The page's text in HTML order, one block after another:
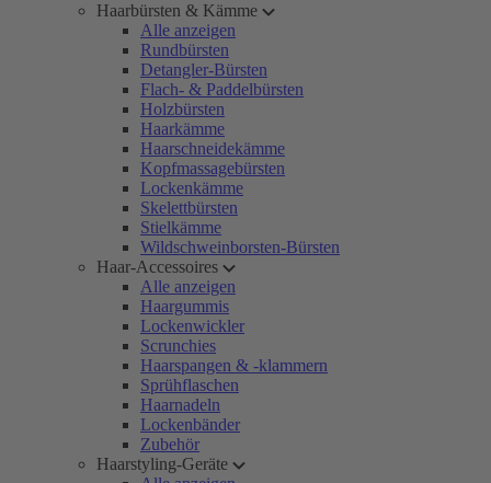
Haarbürsten & Kämme
Alle anzeigen
Rundbürsten
Detangler-Bürsten
Flach- & Paddelbürsten
Holzbürsten
Haarkämme
Haarschneidekämme
Kopfmassagebürsten
Lockenkämme
Skelettbürsten
Stielkämme
Wildschweinborsten-Bürsten
Haar-Accessoires
Alle anzeigen
Haargummis
Lockenwickler
Scrunchies
Haarspangen & -klammern
Sprühflaschen
Haarnadeln
Lockenbänder
Zubehör
Haarstyling-Geräte